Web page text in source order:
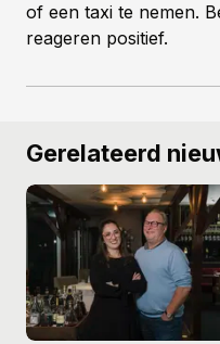
of een taxi te nemen.
reageren positief.
Gerelateerd